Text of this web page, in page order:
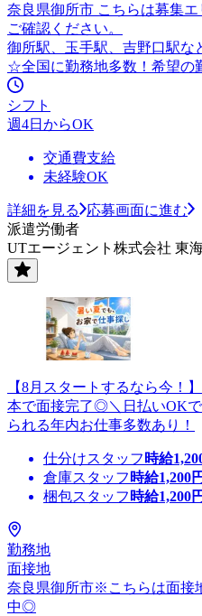
奈良県御所市 こちらは募集
ご確認ください。
御所駅、玉手駅、吉野口駅な
☆全国に勤務地多数！希望の
シフト
週4日からOK
交通費支給
未経験OK
詳細を見る
応募画面に進む
派遣労働者
UTエージェント株式会社 東
【8月スタートするなら今！
本で面接完了◎＼日払いOK
られる年内お仕事多数あり！
仕分けスタッフ 時給
倉庫スタッフ 時給1,200
梱包スタッフ 時給1,200
勤務地
面接地
奈良県御所市※こちらは面接
中◎